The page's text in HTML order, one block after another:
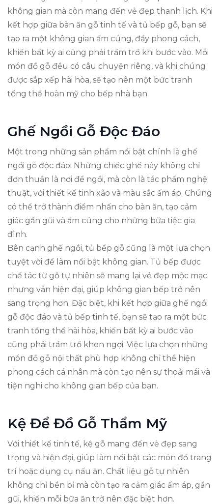
không gian mà còn mang đến vẻ đẹp thanh lịch. Khi
kết hợp giữa bàn ăn gỗ tinh tế và tủ bếp gỗ, bạn sẽ
tạo ra một không gian ấm cúng, đầy phong cách,
khiến bất kỳ ai cũng phải trầm trồ khi bước vào. Mỗi
món đồ gỗ đều có câu chuyện riêng, và khi chúng
được sắp xếp hài hòa, sẽ tạo nên một bức tranh
tổng thể hoàn mỹ cho bếp nhà bạn.
Ghế Ngồi Gỗ Độc Đáo
Một trong những sản phẩm nổi bật chính là ghế
ngồi gỗ độc đáo. Những chiếc ghế này không chỉ
đơn thuần là nơi để ngồi, mà còn là tác phẩm nghệ
thuật, với thiết kế tinh xảo và màu sắc ấm áp. Chúng
có thể trở thành điểm nhấn cho bàn ăn, tạo cảm
giác gần gũi và ấm cúng cho những bữa tiệc gia
đình.
Bên cạnh ghế ngồi, tủ bếp gỗ cũng là một lựa chọn
tuyệt vời để làm nổi bật không gian. Tủ bếp được
chế tác từ gỗ tự nhiên sẽ mang lại vẻ đẹp mộc mạc
nhưng vẫn hiện đại, giúp không gian bếp trở nên
sang trọng hơn. Đặc biệt, khi kết hợp giữa ghế ngồi
gỗ độc đáo và tủ bếp tinh tế, bạn sẽ tạo ra một bức
tranh tổng thể hài hòa, khiến bất kỳ ai bước vào
cũng phải trầm trồ khen ngợi. Việc lựa chọn những
món đồ gỗ nội thất phù hợp không chỉ thể hiện
phong cách cá nhân mà còn tạo nên sự thoải mái và
tiện nghi cho không gian bếp của bạn.
Kệ Để Đồ Gỗ Thẩm Mỹ
Với thiết kế tinh tế, kệ gỗ mang đến vẻ đẹp sang
trọng và hiện đại, giúp làm nổi bật các món đồ trang
trí hoặc dụng cụ nấu ăn. Chất liệu gỗ tự nhiên
không chỉ bền bỉ mà còn tạo ra cảm giác ấm áp, gần
gũi, khiến mỗi bữa ăn trở nên đặc biệt hơn.